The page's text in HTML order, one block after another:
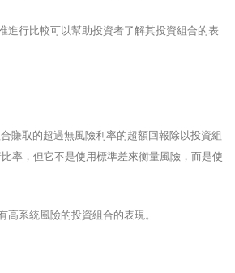
進行比較可以幫助投資者了解其投資組合的表
賺取的超過無風險利率的超額回報除以投資組
率，但它不是使用標準差來衡量風險，而是使
高系統風險的投資組合的表現。